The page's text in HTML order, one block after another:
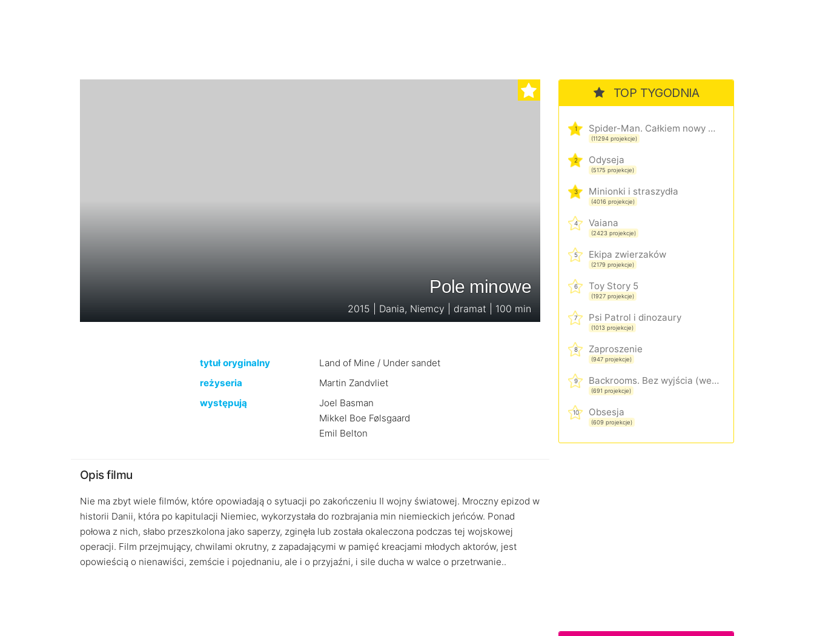
Pole minowe
2015 | Dania, Niemcy | dramat | 100 min
tytuł oryginalny
Land of Mine / Under sandet
reżyseria
Martin Zandvliet
występują
Joel Basman
Mikkel Boe Følsgaard
Emil Belton
Opis filmu
Nie ma zbyt wiele filmów, które opowiadają o sytuacji po zakończeniu II wojny światowej. Mroczny epizod w
historii Danii, która po kapitulacji Niemiec, wykorzystała do rozbrajania min niemieckich jeńców. Ponad
połowa z nich, słabo przeszkolona jako saperzy, zginęła lub została okaleczona podczas tej wojskowej
operacji. Film przejmujący, chwilami okrutny, z zapadającymi w pamięć kreacjami młodych aktorów, jest
opowieścią o nienawiści, zemście i pojednaniu, ale i o przyjaźni, i sile ducha w walce o przetrwanie..
TOP TYGODNIA
1 Spider-Man. Całkiem nowy dzień
(11294 projekcje)
2 Odyseja
(5175 projekcje)
3 Minionki i straszydła
(4016 projekcje)
4 Vaiana
(2423 projekcje)
5 Ekipa zwierzaków
(2179 projekcje)
6 Toy Story 5
(1927 projekcje)
7 Psi Patrol i dinozaury
(1013 projekcje)
8 Zaproszenie
(947 projekcje)
9 Backrooms. Bez wyjścia (wersja rozszerzona)
(691 projekcje)
10 Obsesja
(609 projekcje)